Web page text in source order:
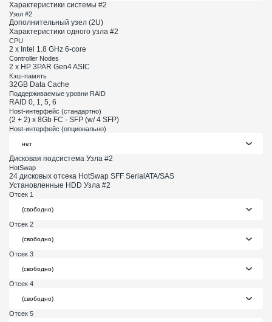
Характеристики системы #2
Узел #2
Дополнительный узел (2U)
Характеристики одного узла #2
CPU
2 x Intel 1.8 GHz 6-core
Controller Nodes
2 x HP 3PAR Gen4 ASIC
Кэш-память
32GB Data Cache
Поддерживаемые уровни RAID
RAID 0, 1, 5, 6
Host-интерфейс (стандартно)
(2 + 2) x 8Gb FC - SFP (w/ 4 SFP)
Host-интерфейс (опционально)
Дисковая подсистема Узла #2
HotSwap
24 дисковых отсека HotSwap SFF SerialATA/SAS
Установленные HDD Узла #2
Отсек 1
Отсек 2
Отсек 3
Отсек 4
Отсек 5